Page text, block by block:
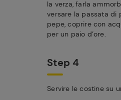
la verza, farla
versare la passata di
pepe, coprire con
per un paio d’ore.
Step 4
Servire le costine su